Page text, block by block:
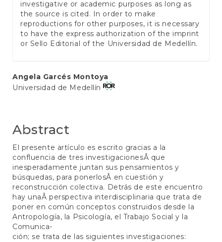
investigative or academic purposes as long as
the source is cited. In order to make
reproductions for other purposes, it is necessary
to have the express authorization of the imprint
or Sello Editorial of the Universidad de Medellín.
Main
Article
Angela Garcés Montoya
Universidad de Medellín
Abstract
El presente artículo es escrito gracias a la
confluencia de tres investigacionesÂ que
inesperadamente juntan sus pensamientos y
búsquedas, para ponerlosÂ en cuestión y
reconstrucción colectiva. Detrás de este encuentro
hay unaÂ perspectiva interdisciplinaria que trata de
poner en común conceptos construidos desde la
Antropología, la Psicología, el Trabajo Social y la
Comunica-
ción; se trata de las siguientes investigaciones: